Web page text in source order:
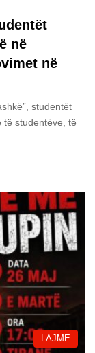
në
në
studentët
të studentëve, të
LAJME